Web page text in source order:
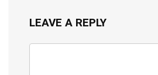
LEAVE A REPLY